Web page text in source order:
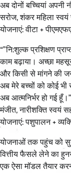
अब दोनों बच्चियां अपनी
सरोज, शंकर महिला स्वयं
योजनाएं: वीटा +
“”नि:शुल्क प्रशिक्षण
काम बढ़ाया। अच्छा
और किसी से मांगने की
अब मेरे बच्चों को कोई भी
अब आत्मनिर्भर हो गई हूँ।”
मंजीत, नारीशक्ति स्वयं
योजनाएं: पशुपालन +
योजनाओं तक पहुंच को
वित्तीय फैसले लेने का
एक ऐसा मॉडल तैयार